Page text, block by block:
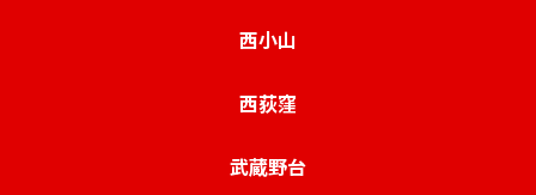
西小山
西荻窪
武蔵野台